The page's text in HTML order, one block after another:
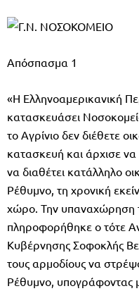
Απόσπασμα 1
«Η Ελληνοαμερικανική
κατασκευάσει
το Αγρίνιο δεν διέθετε
κατασκευή και άρχισε
να διαθέτει κατάλληλο
Ρέθυμνο, τη χρονική
χώρο. Την υπαναχώρηση
πληροφορήθηκε ο τότε
Κυβέρνησης Σοφοκλής
τους αρμοδίους να
Ρέθυμνο, υπογράφοντας